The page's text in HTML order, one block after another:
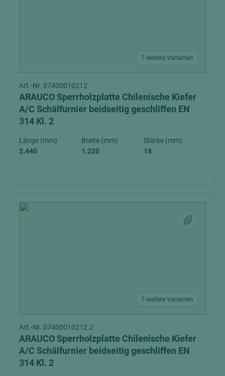
7 weitere Varianten
Art.-Nr. 07400010212
ARAUCO Sperrholzplatte Chilenische Kiefer
A/C Schälfurnier beidseitig geschliffen EN
314 Kl. 2
Länge (mm)
2.440
Breite (mm)
1.220
Stärke (mm)
18
7 weitere Varianten
Art.-Nr. 07400010212.2
ARAUCO Sperrholzplatte Chilenische Kiefer
A/C Schälfurnier beidseitig geschliffen EN
314 Kl. 2